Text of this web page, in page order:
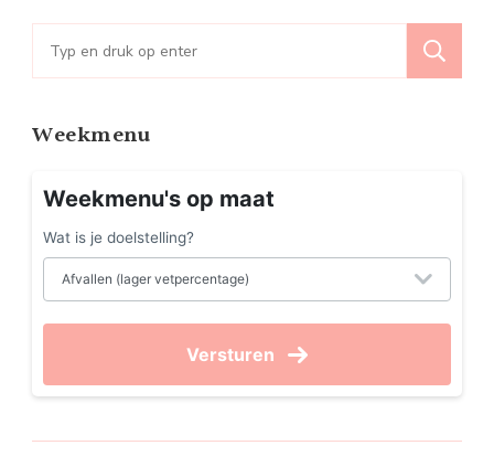
Zoeken
naar:
Weekmenu
Weekmenu's op maat
Wat is je doelstelling?
Versturen